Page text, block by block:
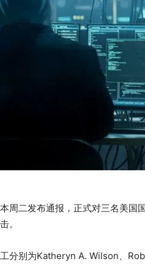
周二发布通报，正式对三名美国
。
分别为Katheryn A. Wilson、